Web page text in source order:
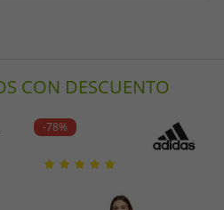
CON DESCUENTO
-78%